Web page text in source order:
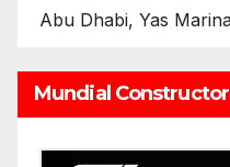
Abu Dhabi, Yas
Mundial